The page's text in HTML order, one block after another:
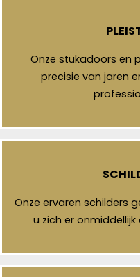
Onze stukadoors en
precisie van jaren
Onze ervaren schilders
u zich er